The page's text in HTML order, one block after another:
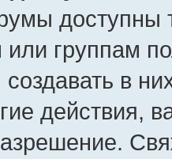
доступны
или группам
в
действия,